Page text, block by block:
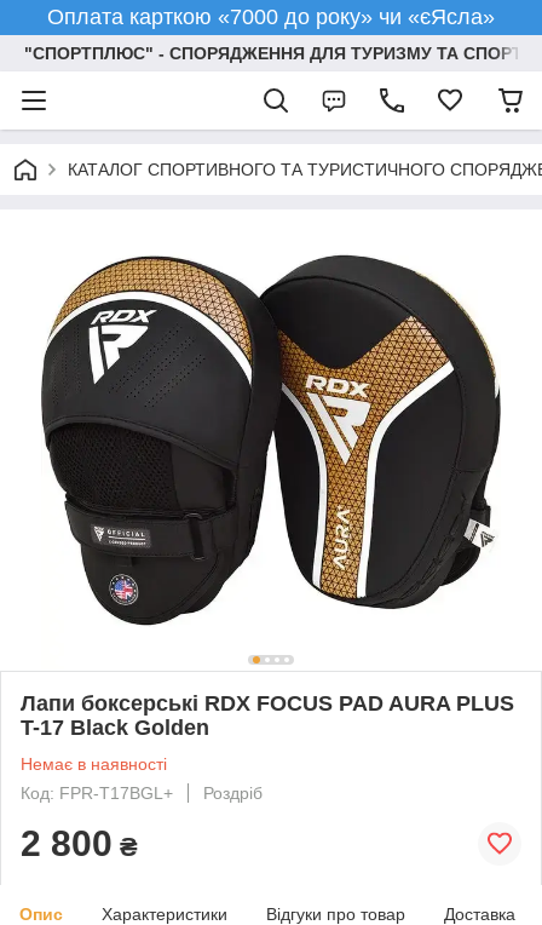
Оплата карткою «7000 до року» чи «єЯсла»
"СПОРТПЛЮС" - СПОРЯДЖЕННЯ ДЛЯ ТУРИЗМУ ТА СПОРТУ
КАТАЛОГ СПОРТИВНОГО ТА ТУРИСТИЧНОГО
Лапи боксерські RDX FOCUS PAD AURA PLUS
T-17 Black Golden
Немає в наявності
Код: FPR-T17BGL+
Роздріб
2 800 ₴
Опис Характеристики Відгуки про товар Доставка